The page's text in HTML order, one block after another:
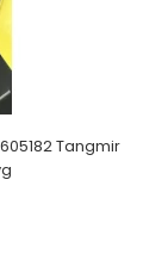
Tangmir